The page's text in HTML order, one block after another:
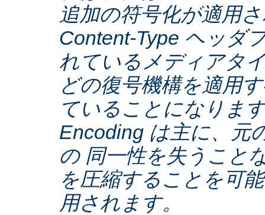
追加の符号化が適用
Content-Type ヘッダ
れているメディアタ
どの復号機構を適用
ていることになりま
Encoding は主に、元
の 同一性を失うこと
を圧縮することを可
用されます。